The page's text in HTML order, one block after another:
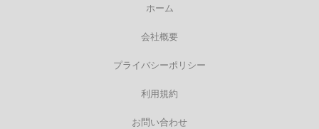
ホーム
会社概要
プライバシーポリシー
利用規約
お問い合わせ